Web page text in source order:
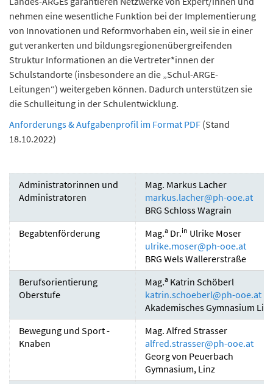
n
d
e
nehmen eine wesentliche Funktion bei der Implementierung
von Innovationen und Reformvorhaben ein, weil sie in einer
gut verankerten und bildungsregionenübergreifenden
Struktur Informationen an die Vertreter*innen der
Schulstandorte (insbesondere an die „Schul-ARGE-
Leitungen“) weitergeben können. Dadurch unterstützen sie
die Schulleitung in der Schulentwicklung.
Anforderungs & Aufgabenprofil im Format PDF (Stand
18.10.2022)
Administratorinnen und
Administratoren
Mag. Markus Lacher
markus.lacher@ph-ooe.at
BRG Schloss Wagrain
Begabtenförderung
Mag.a Dr.in Ulrike Moser
ulrike.moser@ph-ooe.at
BRG Wels Wallererstraße
Berufsorientierung
Oberstufe
Mag.a Katrin Schöberl
katrin.schoeberl@ph-ooe.at
Akademisches Gymnasium Linz
Bewegung und Sport -
Knaben
Mag. Alfred Strasser
alfred.strasser@ph-ooe.at
Georg von Peuerbach
Gymnasium, Linz